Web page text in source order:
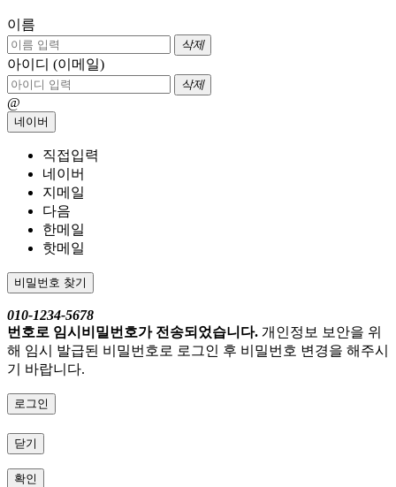
이름
삭제
아이디 (이메일)
삭제
@
네이버
직접입력
네이버
지메일
다음
한메일
핫메일
비밀번호 찾기
010-1234-5678
번호로 임시비밀번호가 전송되었습니다. 개인정보 보안을 위
해 임시 발급된 비밀번호로 로그인 후 비밀번호 변경을 해주시
기 바랍니다.
로그인
닫기
확인